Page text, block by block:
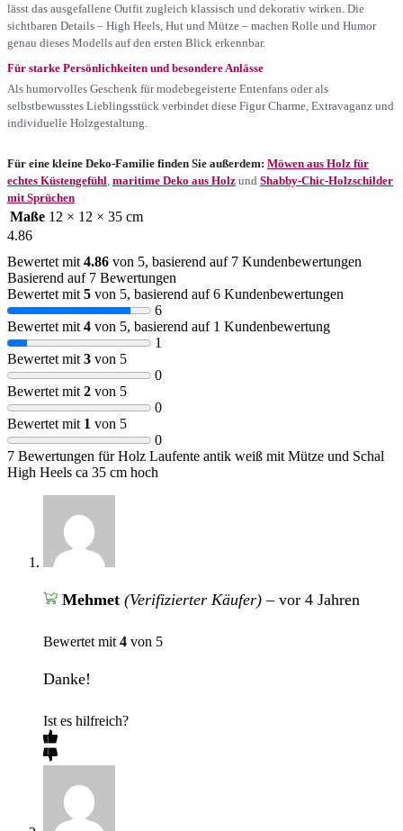
lässt das ausgefallene Outfit zugleich klassisch und dekorativ wirken. Die
sichtbaren Details – High Heels, Hut und Mütze – machen Rolle und Humor
genau dieses Modells auf den ersten Blick erkennbar.
Für starke Persönlichkeiten und besondere Anlässe
Als humorvolles Geschenk für modebegeisterte Entenfans oder als
selbstbewusstes Lieblingsstück verbindet diese Figur Charme, Extravaganz und
individuelle Holzgestaltung.
Für eine kleine Deko-Familie finden Sie außerdem: Möwen aus Holz für
echtes Küstengefühl maritime Deko aus Holz und Shabby-Chic-Holzschilder
mit Sprüchen
Maße 12 × 12 × 35 cm
4.86
Bewertet mit 4.86 von 5, basierend auf 7 Kundenbewertungen
Basierend auf 7 Bewertungen
Bewertet mit 5 von 5, basierend auf6 Kundenbewertungen
6
Bewertet mit 4 von 5, basierend auf 1 Kundenbewertung
1
Bewertet mit 3 von 5
0
Bewertet mit 2 von 5
0
Bewertet mit 1 von 5
0
7 Bewertungen fürHolz Laufente antik weiß mit Mütze und Schal
High Heels ca 35 cm hoch
Mehmet (Verifizierter Käufer) – vor 4 Jahren
Bewertet mit 4 von 5
Danke!
Ist es hilfreich?